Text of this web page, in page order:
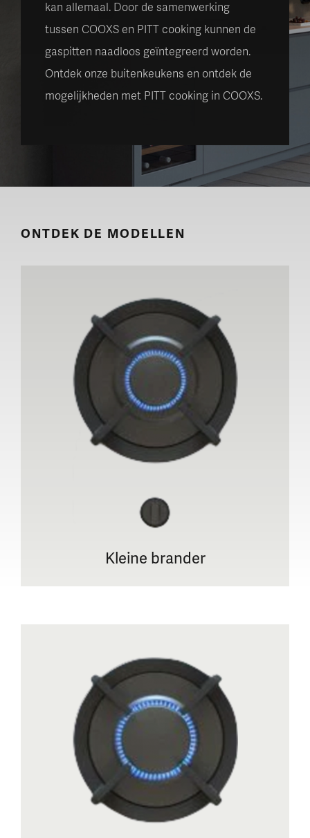
kan allemaal. Door de samenwerking
tussen COOXS en PITT cooking kunnen de
gaspitten naadloos geïntegreerd worden.
Ontdek onze buitenkeukens en ontdek de
mogelijkheden met PITT cooking in COOXS.
ONTDEK DE MODELLEN
Kleine brander